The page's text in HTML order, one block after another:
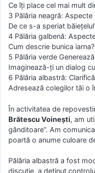
Ce îţi place cel mai mult
3 Pălăria neagră: Aspecte
De ce s-a speriat
4 Pălăria galbenă:
Cum descrie bunica iarna?
5 Pălăria verde
Imaginează-ţi un dialog
6 Pălăria albastră: Clarifică
Adresează colegilor tăi o
În activitatea de
Brătescu Voineşti, am
gânditoare”. Am
poartă o anume culoare
Pălăria albastră a fost
discuţie, a deţinut